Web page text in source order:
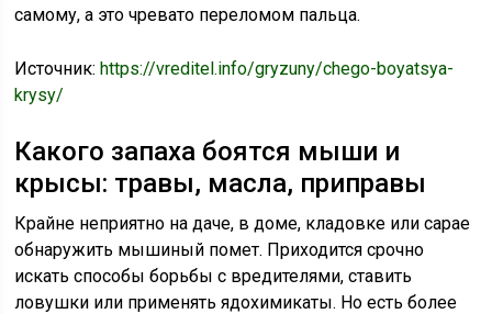
самому, а это чревато переломом пальца.
Источник:https://vreditel.info/gryzuny/chego-boyatsya-
krysy/
Какого запаха боятся мыши и
крысы: травы, масла, приправы
Крайне неприятно на даче, в доме, кладовке или сарае
обнаружить мышиный помет. Приходится срочно
искать способы борьбы с вредителями, ставить
ловушки или применять ядохимикаты. Но есть более